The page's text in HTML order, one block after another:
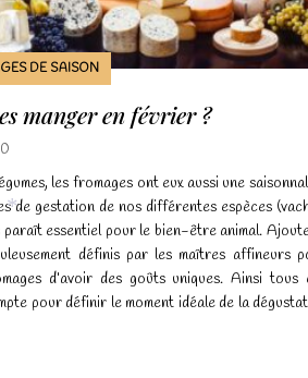
DE SAISON
manger en février ?
0
les fromages ont eux aussi une
de gestation de nos différentes espèces
paraît essentiel pour le bien-être animal.
définis par les maîtres affineurs
d’avoir des goûts uniques. Ainsi tous
pour définir le moment idéale de la
*